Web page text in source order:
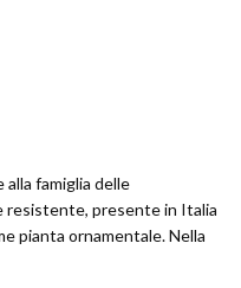
famiglia delle
resistente, presente in Italia
pianta ornamentale. Nella